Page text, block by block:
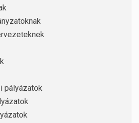
pályázatok